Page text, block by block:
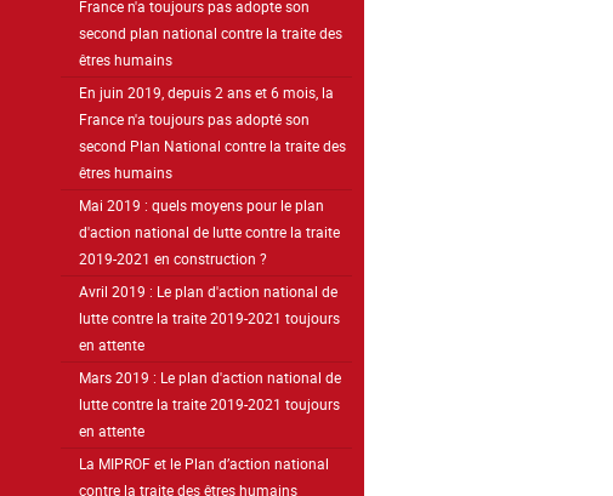
France n'a toujours pas adopte son
second plan national contre la traite des
êtres humains
En juin 2019, depuis 2 ans et 6 mois, la
France n'a toujours pas adopté son
second Plan National contre la traite des
êtres humains
Mai 2019 : quels moyens pour le plan
d'action national de lutte contre la traite
2019-2021 en construction ?
Avril 2019 : Le plan d'action national de
lutte contre la traite 2019-2021 toujours
en attente
Mars 2019 : Le plan d'action national de
lutte contre la traite 2019-2021 toujours
en attente
La MIPROF et le Plan d’action national
contre la traite des êtres humains